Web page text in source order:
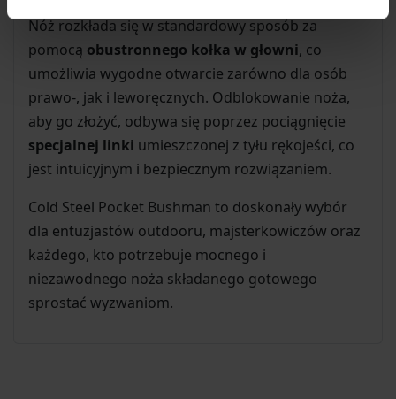
Nóż rozkłada się w standardowy sposób za
pomocą obustronnego kołka w głowni, co
umożliwia wygodne otwarcie zarówno dla osób
prawo-, jak i leworęcznych. Odblokowanie noża,
aby go złożyć, odbywa się poprzez pociągnięcie
specjalnej linki umieszczonej z tyłu rękojeści, co
jest intuicyjnym i bezpiecznym rozwiązaniem.
Cold Steel Pocket Bushman to doskonały wybór
dla entuzjastów outdooru, majsterkowiczów oraz
każdego, kto potrzebuje mocnego i
niezawodnego noża składanego gotowego
sprostać wyzwaniom.